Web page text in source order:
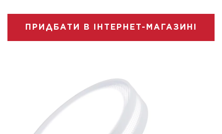
ПРИДБАТИ В ІНТЕРНЕТ-МАГАЗИНІ